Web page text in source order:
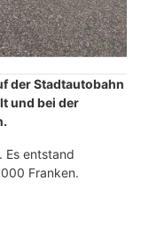
der Stadtautobahn
und bei der
Es entstand
Franken.